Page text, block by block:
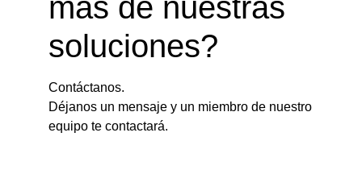
más de nuestras
soluciones?
Contáctanos.
Déjanos un mensaje y un miembro de nuestro
equipo te contactará.